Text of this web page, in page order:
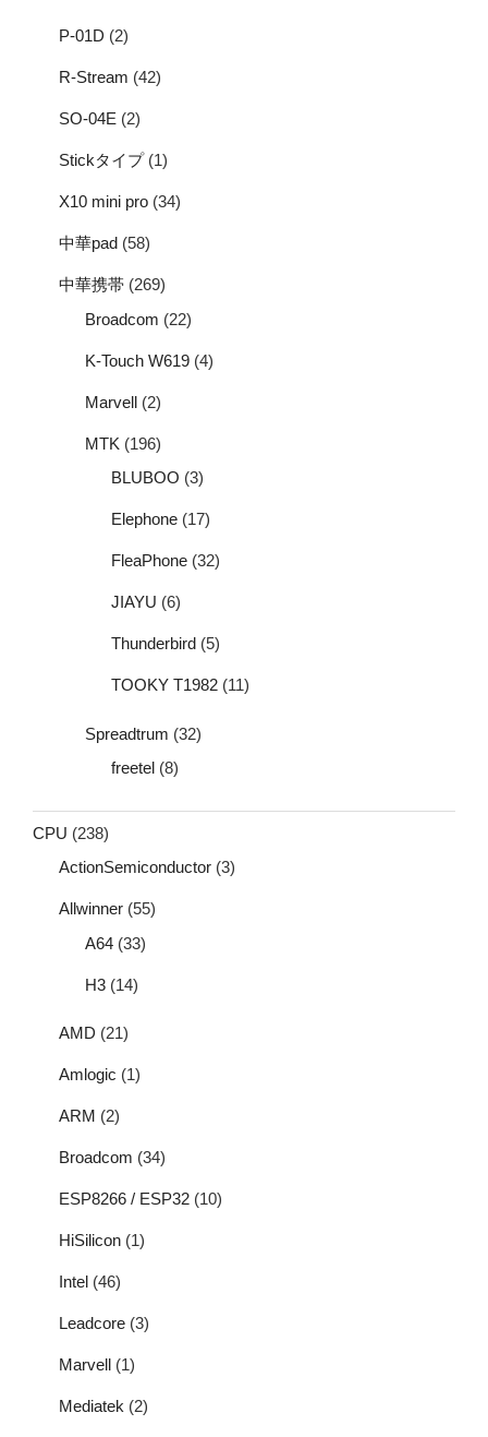
P-01D (2)
R-Stream (42)
SO-04E (2)
Stickタイプ(1)
X10 mini pro (34)
中華pad (58)
中華携帯 (269)
Broadcom (22)
K-Touch W619 (4)
Marvell (2)
MTK (196)
BLUBOO (3)
Elephone (17)
FleaPhone (32)
JIAYU (6)
Thunderbird (5)
TOOKY T1982 (11)
Spreadtrum (32)
freetel (8)
CPU (238)
ActionSemiconductor (3)
Allwinner (55)
A64 (33)
H3 (14)
AMD (21)
Amlogic (1)
ARM (2)
Broadcom (34)
ESP8266 / ESP32 (10)
HiSilicon (1)
Intel (46)
Leadcore (3)
Marvell (1)
Mediatek (2)